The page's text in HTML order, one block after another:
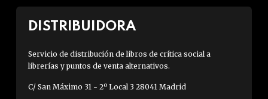
DISTRIBUIDORA
Servicio de distribución de libros de crítica social a
librerías y puntos de venta alternativos.
C/ San Máximo 31 - 2º Local 3 28041 Madrid